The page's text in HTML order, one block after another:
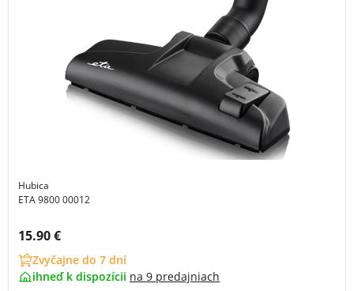
Hubica
ETA 9800 00012
Cena s DPH:
15.90 €
Zvyčajne do 7 dní
ihneď k dispozícii na 9 predajniach